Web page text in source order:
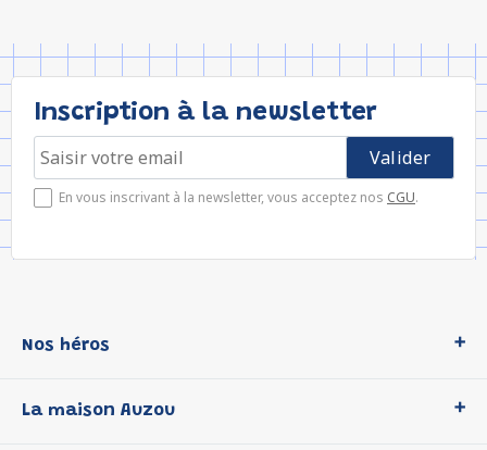
Inscription à la newsletter
En vous inscrivant à la newsletter, vous acceptez nos CGU.
Nos héros
P'tit Loup
La maison Auzou